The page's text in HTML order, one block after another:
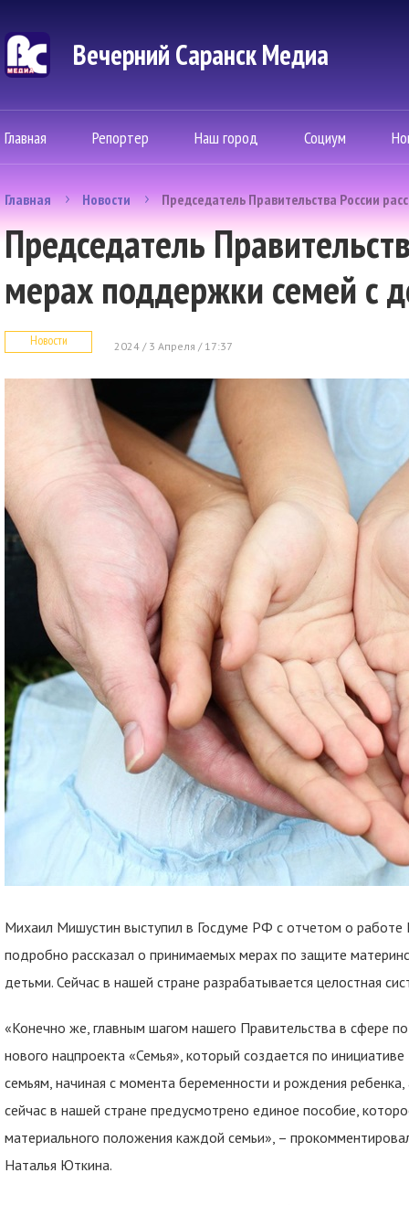
Вечерний Саранск Mедиа
Главная Репортер Наш город Социум
Главная Новости Председатель Правительства России
Председатель
мерах поддержки семей с
Новости 2024 / 3 Апреля / 17:37
Михаил Мишустин выступил в Госдуме РФ с отчетом о работе
подробно рассказал о принимаемых мерах по защите
детьми. Сейчас в нашей стране разрабатывается целостная
«Конечно же, главным шагом нашего Правительства в сфере
нового нацпроекта «Семья», который создается по
семьям, начиная с момента беременности и рождения
сейчас в нашей стране предусмотрено единое пособие,
материального положения каждой семьи», –
Наталья Юткина.